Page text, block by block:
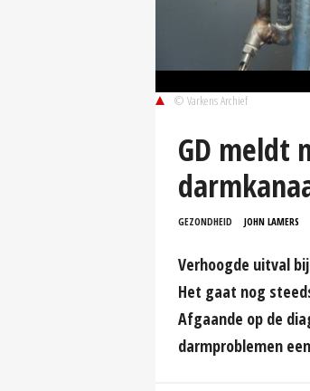
© Varkens Archief
GD meldt
GEZONDHEID JOHN LAMERS
Verhoogde uitval
Het gaat nog
Afgaande op de
darmproblemen